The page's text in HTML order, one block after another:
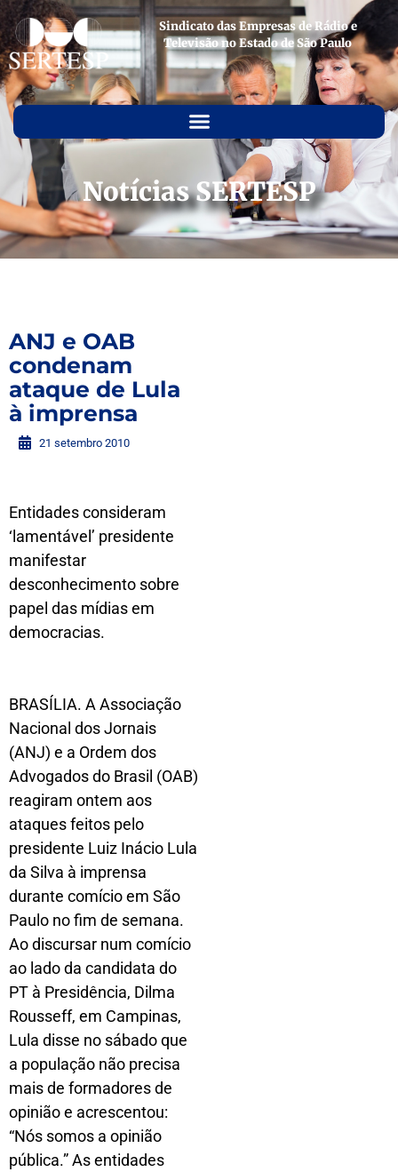
Sindicato das Empresas de Rádio e
Televisão no Estado de São Paulo
Notícias SERTESP
ANJ e OAB
condenam
ataque de Lula
à imprensa
21 setembro 2010
Entidades consideram
‘lamentável’ presidente
manifestar
desconhecimento sobre
papel das mídias em
democracias.
BRASÍLIA. A Associação
Nacional dos Jornais
(ANJ) e a Ordem dos
Advogados do Brasil (OAB)
reagiram ontem aos
ataques feitos pelo
presidente Luiz Inácio Lula
da Silva à imprensa
durante comício em São
Paulo no fim de semana.
Ao discursar num comício
ao lado da candidata do
PT à Presidência, Dilma
Rousseff, em Campinas,
Lula disse no sábado que
a população não precisa
mais de formadores de
opinião e acrescentou:
“Nós somos a opinião
pública.” As entidades